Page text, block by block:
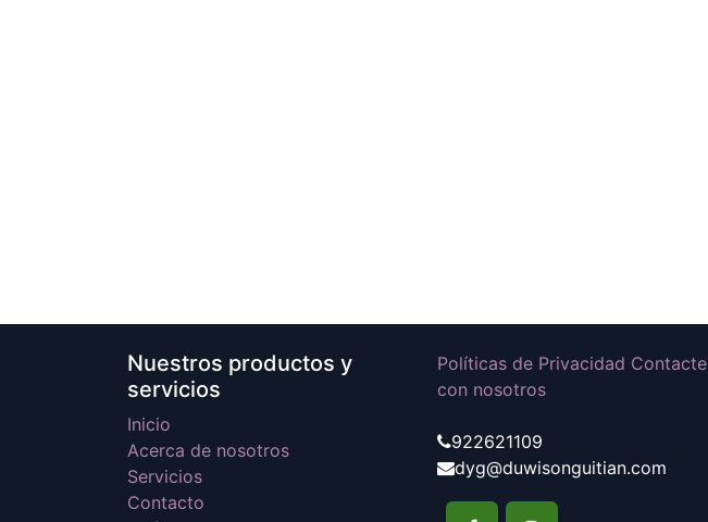
Nuestros productos y
servicios
Inicio
Acerca de nosotros
Servicios
Contacto
Políticas de Privacidad Contacte
con nosotros
922621109
dyg@duwisonguitian.com